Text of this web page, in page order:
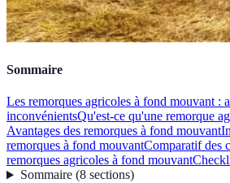
Sommaire
Les remorques agricoles à fond mouvant :
inconvénientsQu'est-ce qu'une remorque
Avantages des remorques à fond mouvant
remorques à fond mouvantComparatif des
remorques agricoles à fond mouvant
Sommaire(8 sections)